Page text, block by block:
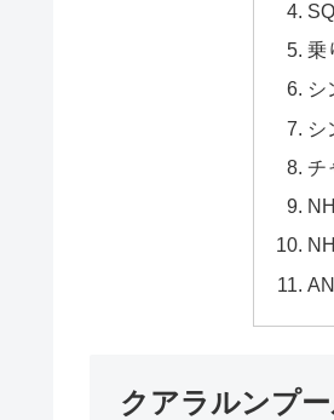
乗
シ
シ
チ
クアラルンプ